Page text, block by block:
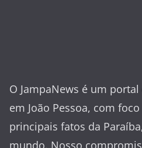
O JampaNews é um
em João Pessoa, com
principais fatos da